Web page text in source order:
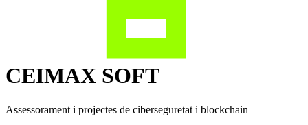
CEIMAX SOFT
Assessorament i projectes de ciberseguretat i blockchain